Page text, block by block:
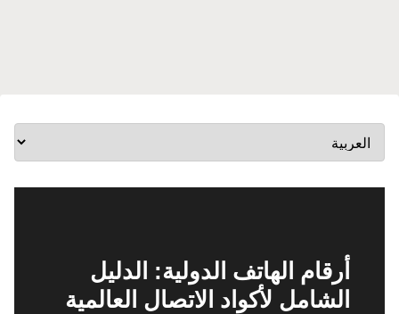
أرقام الهاتف الدولية: الدليل
الشامل لأكواد الاتصال العالمية